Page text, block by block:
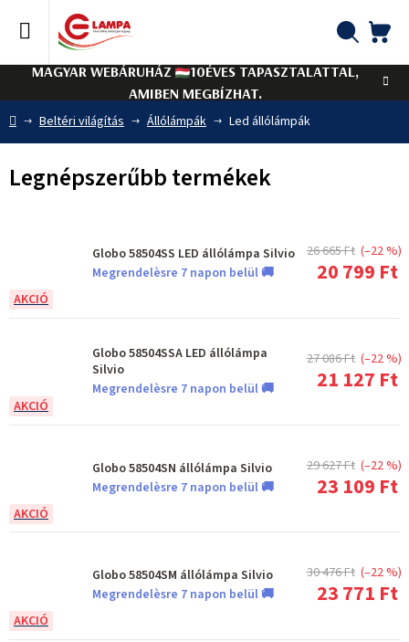
tartalomhoz
MAGYAR WEBÁRUHÁZ
10ÉVES TAPASZTALATTAL,
AMIBEN MEGBÍZHAT.
Kezdőlap
Beltéri világítás Állólámpák Led állólámpák
Legnépszerűbb termékek
Globo 58504SS LED állólámpa Silvio
Megrendelèsre 7 napon belül 🚚
26 665 Ft (–22 %)
20 799 Ft
Globo 58504SSA LED állólámpa
Silvio
Megrendelèsre 7 napon belül 🚚
27 086 Ft (–22 %)
21 127 Ft
Globo 58504SN állólámpa Silvio
Megrendelèsre 7 napon belül 🚚
29 627 Ft (–22 %)
23 109 Ft
Globo 58504SM állólámpa Silvio
Megrendelèsre 7 napon belül 🚚
30 476 Ft (–22 %)
23 771 Ft